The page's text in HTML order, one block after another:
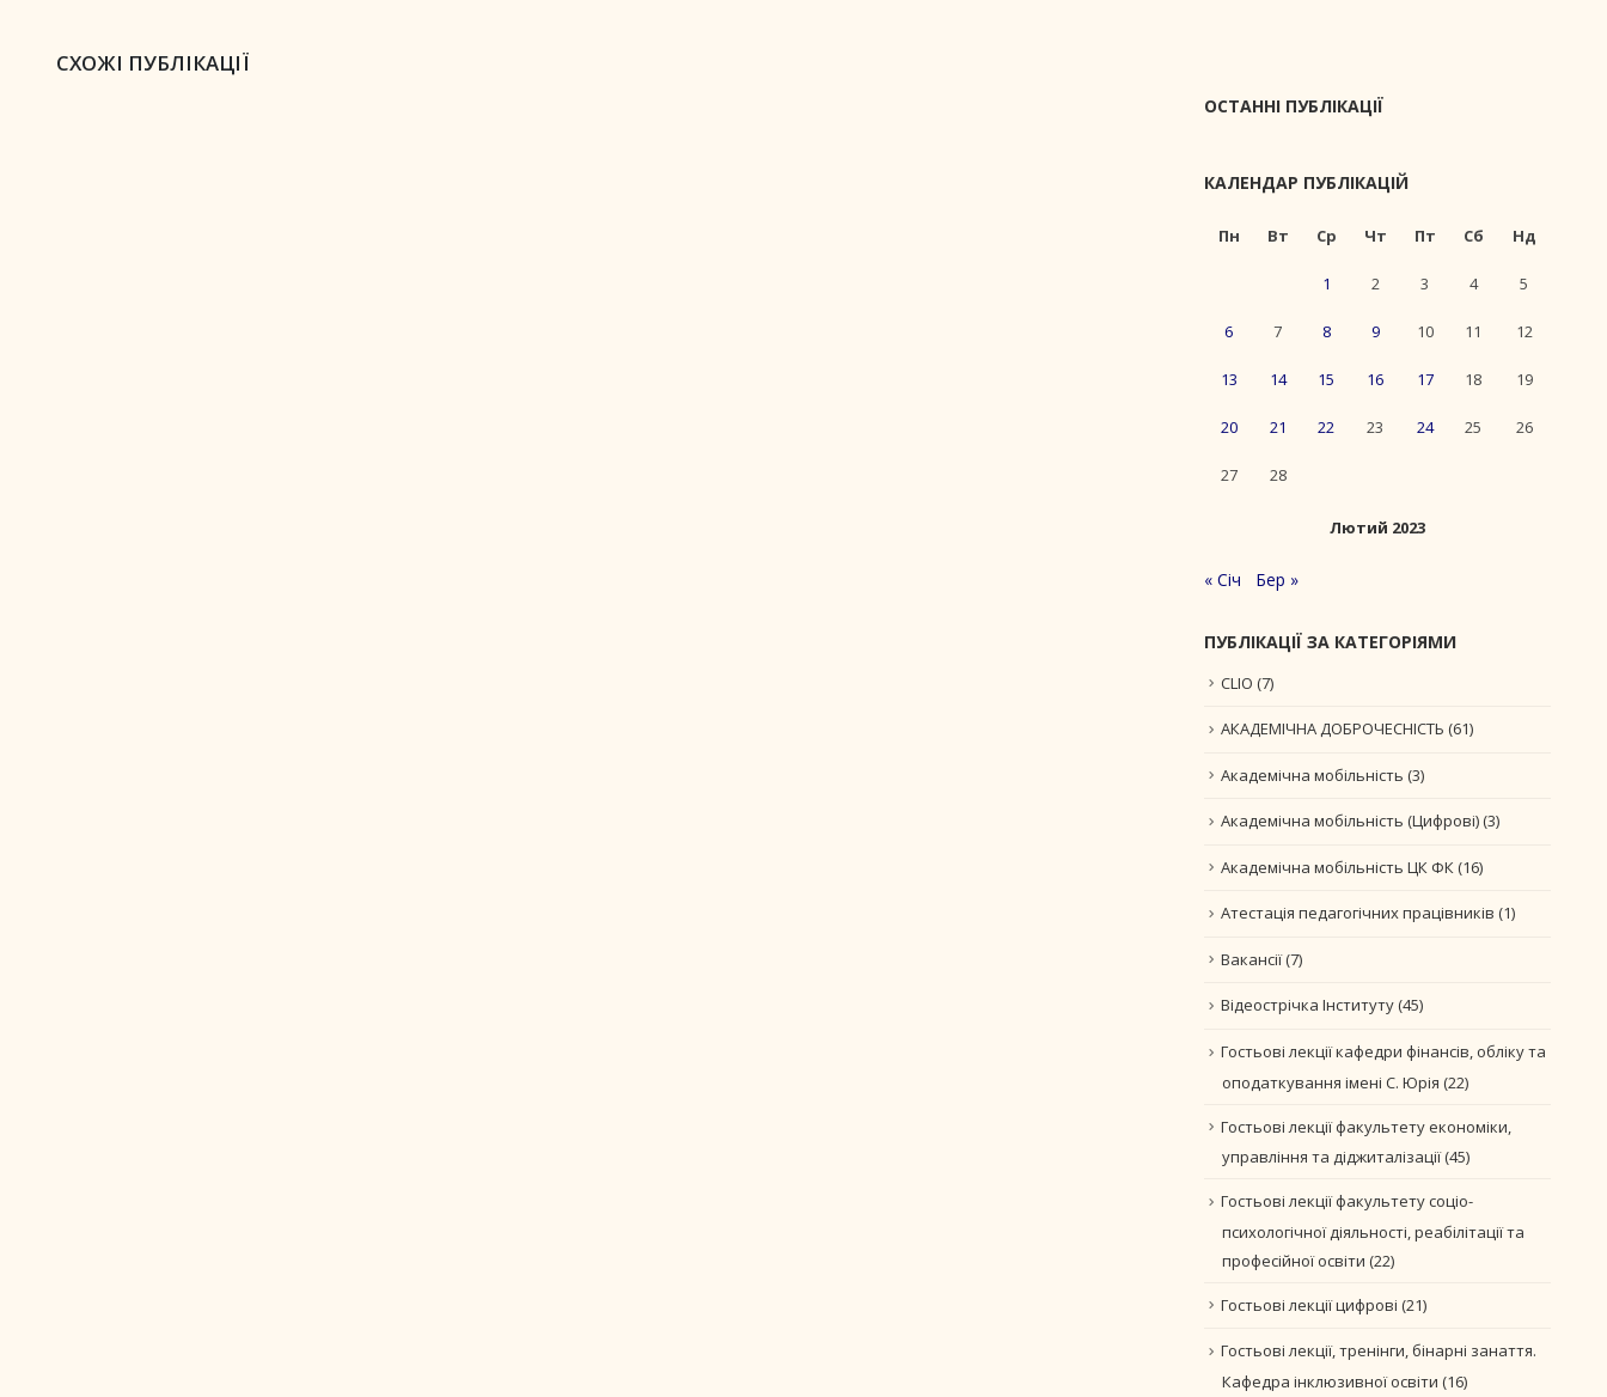
СХОЖІ ПУБЛІКАЦІЇ
ОСТАННІ ПУБЛІКАЦІЇ
КАЛЕНДАР ПУБЛІКАЦІЙ
Лютий 2023
Пн Вт Ср Чт Пт Сб Нд
1 2 3 4 5
6 7 8 9 10 11 12
13 14 15 16 17 18 19
20 21 22 23 24 25 26
27 28
« Січ Бер »
ПУБЛІКАЦІЇ ЗА КАТЕГОРІЯМИ
CLIO (7)
АКАДЕМІЧНА ДОБРОЧЕСНІСТЬ (61)
Академічна мобільність (3)
Академічна мобільність (Цифрові)(3)
Академічна мобільність ЦК ФК(16)
Атестація педагогічних працівників (1)
Вакансії(7)
Відеострічка Інституту(45)
Гостьові лекції кафедри фінансів, обліку та
оподаткування імені С. Юрія (22)
Гостьові лекції факультету економіки,
управління та діджиталізації(45)
Гостьові лекції факультету соціо-
психологічної діяльності, реабілітації та
професійної освіти (22)
Гостьові лекції цифрові (21)
Гостьові лекції, тренінги, бінарні занаття.
Кафедра інклюзивної освіти (16)